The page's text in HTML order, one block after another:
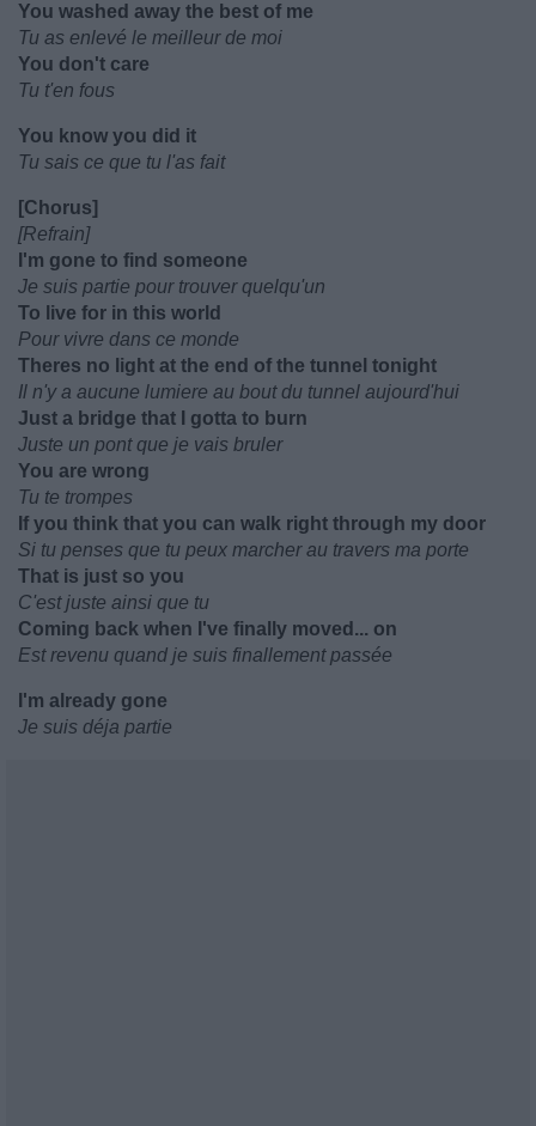
You washed away the best of me
Tu as enlevé le meilleur de moi
You don't care
Tu t'en fous
You know you did it
Tu sais ce que tu l'as fait
[Chorus]
[Refrain]
I'm gone to find someone
Je suis partie pour trouver quelqu'un
To live for in this world
Pour vivre dans ce monde
Theres no light at the end of the tunnel tonight
Il n'y a aucune lumiere au bout du tunnel aujourd'hui
Just a bridge that I gotta to burn
Juste un pont que je vais bruler
You are wrong
Tu te trompes
If you think that you can walk right through my door
Si tu penses que tu peux marcher au travers ma porte
That is just so you
C'est juste ainsi que tu
Coming back when I've finally moved... on
Est revenu quand je suis finallement passée
I'm already gone
Je suis déja partie